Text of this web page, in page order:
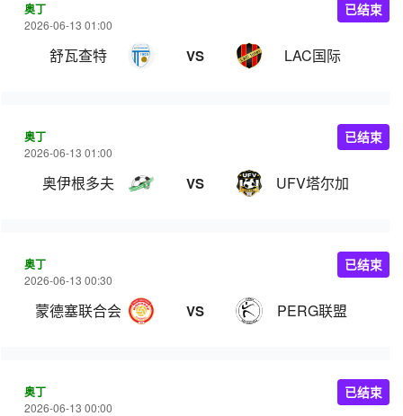
奥丁
2026-06-13 01:00
舒瓦查特 VS LAC国际
已结束
奥丁
2026-06-13 01:00
奥伊根多夫 VS UFV塔尔加
已结束
奥丁
2026-06-13 00:30
蒙德塞联合会 VS PERG联盟
已结束
奥丁
2026-06-13 00:00
已结束